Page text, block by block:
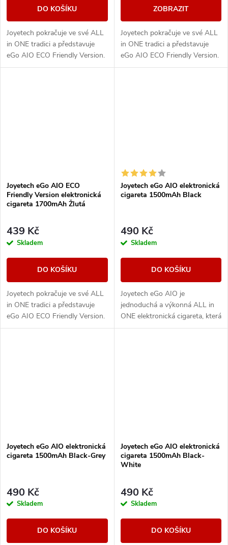
DO KOŠÍKU
Joyetech pokračuje ve své ALL
in ONE tradici a představuje
eGo AIO ECO Friendly Version.
Designově řešené tělo e-
ZOBRAZIT
Joyetech pokračuje ve své ALL
in ONE tradici a představuje
eGo AIO ECO Friendly Version.
Designově řešené tělo e-
Joyetech eGo AIO ECO
Friendly Version elektronická
cigareta 1700mAh Žlutá
439 Kč
Skladem
DO KOŠÍKU
Joyetech pokračuje ve své ALL
in ONE tradici a představuje
eGo AIO ECO Friendly Version.
Designově řešené tělo e-
Joyetech eGo AIO elektronická
cigareta 1500mAh Black
490 Kč
Skladem
DO KOŠÍKU
Joyetech eGo AIO je
jednoduchá a výkonná ALL in
ONE elektronická cigareta, která
svými vlastnostmi uspokojí jak
Joyetech eGo AIO elektronická
cigareta 1500mAh Black-Grey
490 Kč
Skladem
DO KOŠÍKU
Joyetech eGo AIO elektronická
cigareta 1500mAh Black-
White
490 Kč
Skladem
DO KOŠÍKU